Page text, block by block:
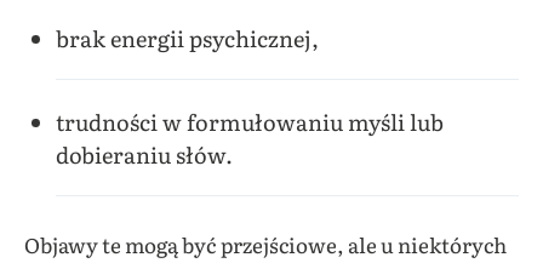
brak energii psychicznej,
trudności w formułowaniu myśli lub
dobieraniu słów.
Objawy te mogą być przejściowe, ale u niektórych